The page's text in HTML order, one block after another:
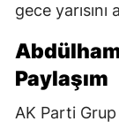
gece
Paylaşım
AK Parti